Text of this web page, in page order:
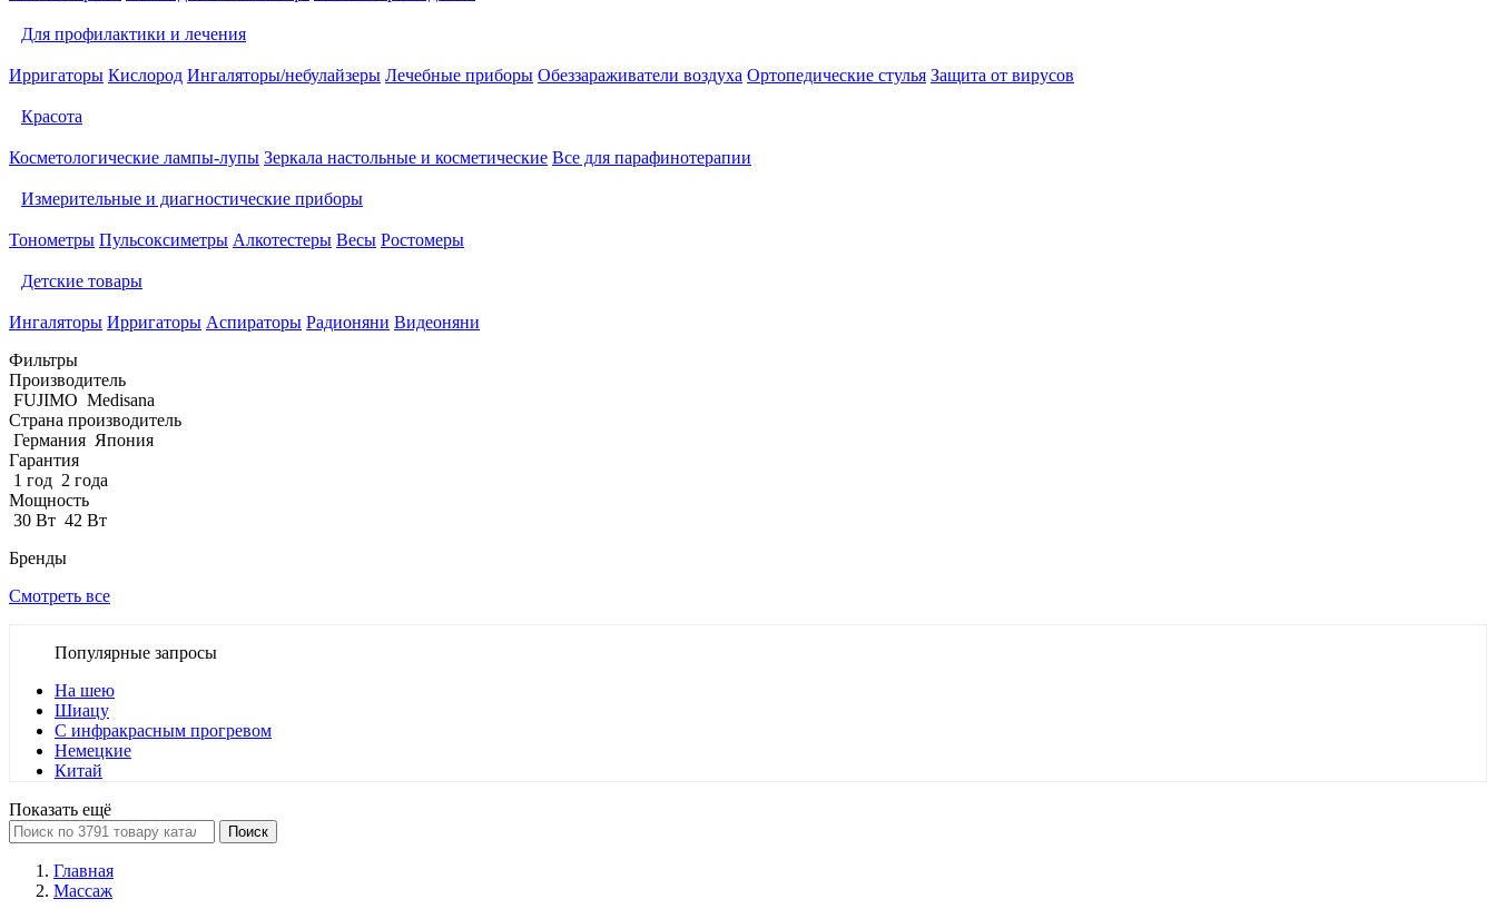
Для профилактики и лечения
Ирригаторы Кислород Ингаляторы/небулайзеры Лечебные приборы Обеззараживатели воздуха Ортопедические стулья Защита от вирусов
Красота
Косметологические лампы-лупы Зеркала настольные и косметические Все для парафинотерапии
Измерительные и диагностические приборы
Тонометры Пульсоксиметры Алкотестеры Весы Ростомеры
Детские товары
Ингаляторы Ирригаторы Аспираторы Радионяни Видеоняни
Фильтры
Производитель
FUJIMO Medisana
Страна производитель
Германия Япония
Гарантия
1 год 2 года
Мощность
30 Вт 42 Вт
Бренды
Смотреть все
Популярные запросы
На шею
Шиацу
С инфракрасным прогревом
Немецкие
Китай
Показать ещё
Поиск
Главная
Массаж